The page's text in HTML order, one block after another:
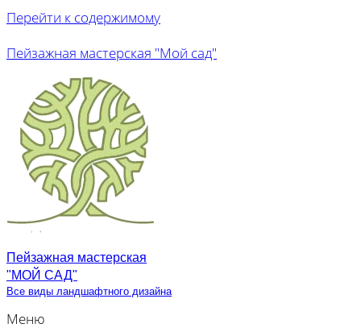
Перейти к содержимому
Пейзажная мастерская "Мой сад"
Пейзажная мастерская
"МОЙ САД"
Все виды ландшафтного дизайна
Меню